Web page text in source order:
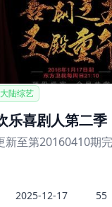
大陆综艺
乐喜剧人第二季
新至第20160410期
2025-12-17 55